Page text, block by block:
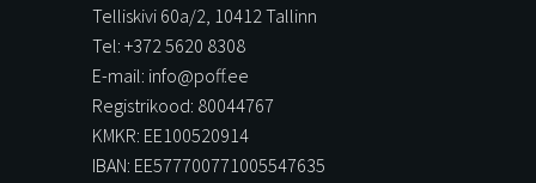
Telliskivi 60a/2, 10412 Tallinn
Tel: +372 5620 8308
E-mail: info@poff.ee
Registrikood: 80044767
KMKR: EE100520914
IBAN: EE577700771005547635